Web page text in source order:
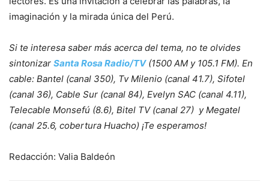
imaginación y la mirada única del Perú.
Si te interesa saber más acerca del tema, no te olvides
sintonizar Santa Rosa Radio/TV(1500 AM y 105.1 FM). En
cable: Bantel (canal 350), Tv Milenio (canal 41.7), Sifotel
(canal 36), Cable Sur (canal 84), Evelyn SAC (canal 4.11),
Telecable Monsefú (8.6), Bitel TV (canal 27) y Megatel
(canal 25.6, cobertura Huacho) ¡Te esperamos!
Redacción: Valia Baldeón